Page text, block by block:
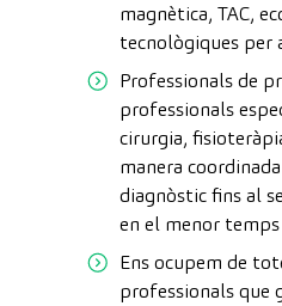
magnètica, TAC,
tecnològiques per
Professionals de
professionals
cirurgia,
manera
diagnòstic fins al
en el menor temps
Ens ocupem de
professionals que